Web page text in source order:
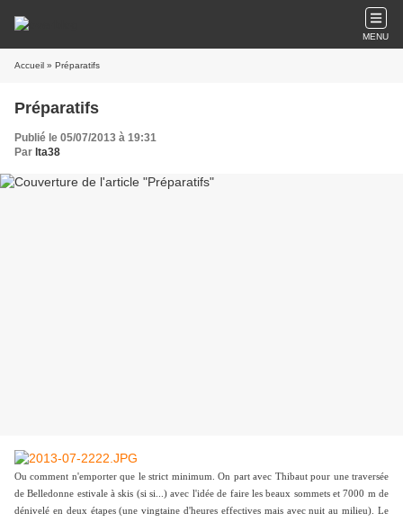
MENU
Accueil » Préparatifs
Préparatifs
Publié le 05/07/2013 à 19:31
Par lta38
Ou comment n'emporter que le strict minimum. On part avec Thibaut pour une traversée
de Belledonne estivale à skis (si si...) avec l'idée de faire les beaux sommets et 7000 m de
dénivelé en deux étapes (une vingtaine d'heures effectives mais avec nuit au milieu). Le